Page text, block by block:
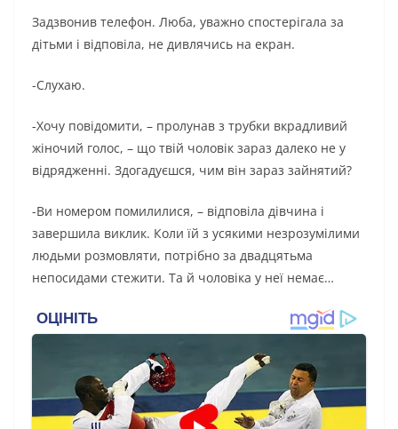
Задзвонив телефон. Люба, уважно спостерігала за
дітьми і відповіла, не дивлячись на екран.
-Слухаю.
-Хочу повідомити, – пролунав з трубки вкрадливий
жіночий голос, – що твій чоловік зараз далеко не у
відрядженні. Здогадуєшся, чим він зараз зайнятий?
-Ви номером помилилися, – відповіла дівчина і
завершила виклик. Коли їй з усякими незрозумілими
людьми розмовляти, потрібно за двадцятьма
непосидами стежити. Та й чоловіка у неї немає…